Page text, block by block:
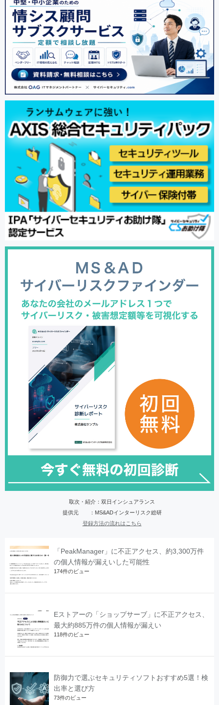
取次・紹介：双日インシュアランス
提供元 ：MS&ADインターリスク総研
登録方法の流れはこちら
「PeakManager」に不正アクセス、約3,300万件
の個人情報が漏えいした可能性
174件のビュー
Eストアーの「ショップサーブ」に不正アクセス、
最大約885万件の個人情報が漏えい
118件のビュー
防御力で選ぶセキュリティソフトおすすめ5選！検
出率と選び方
73件のビュー